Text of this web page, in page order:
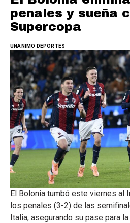
penales y sueña
Supercopa
UNANIMO DEPORTES
El Bolonia tumbó este viernes al
los penales (3-2) de las
Italia, asegurando su pase para